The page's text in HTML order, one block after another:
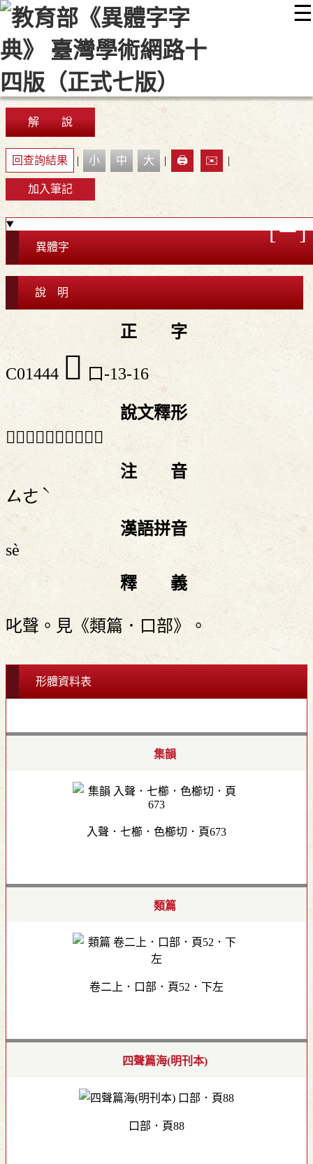
☰
::: 最新消息 常見問題 編輯說明
顯示模式
網站導覽
解 說
回查詢結果 | 小 中 大 | 🖨️ ✉️ |
加入筆記
異體字
說 明
正 字
C01444 𠿗 口-13-16
說文釋形
「𠿗」《說文》不錄。
注 音
ㄙㄜ ˋ
漢語拼音
sè
釋 義
叱聲。見《類篇．口部》。
形體資料表
集韻
入聲．七櫛．色櫛切．頁673
類篇
卷二上．口部．頁52．下左
四聲篇海(明刊本)
口部．頁88